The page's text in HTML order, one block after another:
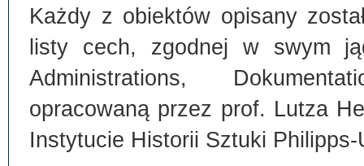
Każdy z obiektów opisany
listy cech, zgodnej w swym
Administrations,
opracowaną przez prof. Lutza
Instytucie Historii Sztuki